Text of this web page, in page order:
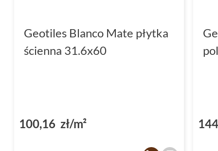
Geotiles Blanco Mate płytka
ścienna 31.6x60
100,16 zł/m²